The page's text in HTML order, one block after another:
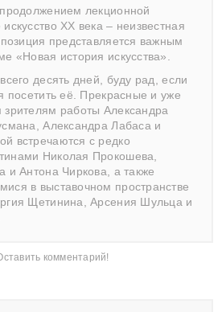
лекционной
ХХ века – неизвестная
представляется важным
«Новая история искусства».
десять дней, буду рад, если
посетить её. Прекрасные и уже
работы Александра
Александра Лабаса и
встречаются с редко
Николая Прокошева,
и Антона Чиркова, а также
в выставочном пространстве
Щетинина, Арсения Шульца и
комментарий!